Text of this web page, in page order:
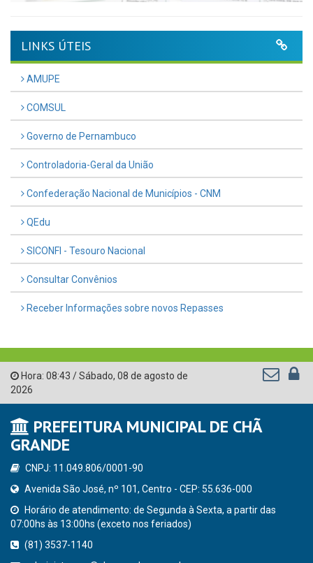
LINKS ÚTEIS
AMUPE
COMSUL
Governo de Pernambuco
Controladoria-Geral da União
Confederação Nacional de Municípios - CNM
QEdu
SICONFI - Tesouro Nacional
Consultar Convênios
Receber Informações sobre novos Repasses
Hora: 08:43 /Sábado, 08 de agosto de
2026
PREFEITURA MUNICIPAL DE CHÃ
GRANDE
CNPJ: 11.049.806/0001-90
Avenida São José, nº 101, Centro - CEP: 55.636-000
Horário de atendimento: de Segunda à Sexta, a partir das
07:00hs às 13:00hs (exceto nos feriados)
(81) 3537-1140